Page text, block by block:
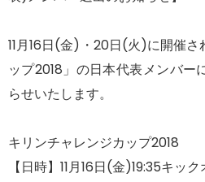
11月16日(金)・20日(火)に開催
ップ2018」の日本代表メンバー
らせいたします。
キリンチャレンジカップ2018
【日時】11月16日(金)19:35キッ